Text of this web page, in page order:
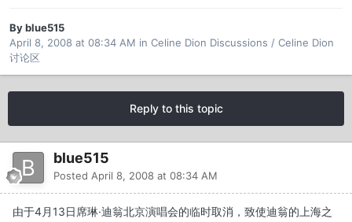
By blue515
April 8, 2008 at 08:34 AM in Celine Dion Discussions / Celine Dion
讨论区
Reply to this topic
blue515
Posted April 8, 2008 at 08:34 AM
由于4月13日席琳·迪翁北京演唱会的临时取消，致使迪翁的上海之